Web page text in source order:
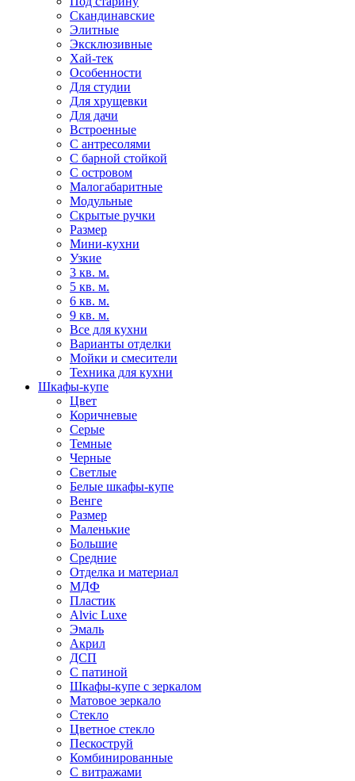
Скандинавские
Элитные
Эксклюзивные
Хай-тек
Особенности
Для студии
Для хрущевки
Для дачи
Встроенные
С антресолями
С барной стойкой
С островом
Малогабаритные
Модульные
Скрытые ручки
Размер
Мини-кухни
Узкие
3 кв. м.
5 кв. м.
6 кв. м.
9 кв. м.
Все для кухни
Варианты отделки
Мойки и смесители
Техника для кухни
Шкафы-купе
Цвет
Коричневые
Серые
Темные
Черные
Светлые
Белые шкафы-купе
Венге
Размер
Маленькие
Большие
Средние
Отделка и материал
МДФ
Пластик
Alvic Luxe
Эмаль
Акрил
ДСП
С патиной
Шкафы-купе с зеркалом
Матовое зеркало
Стекло
Цветное стекло
Пескоструй
Комбинированные
С витражами